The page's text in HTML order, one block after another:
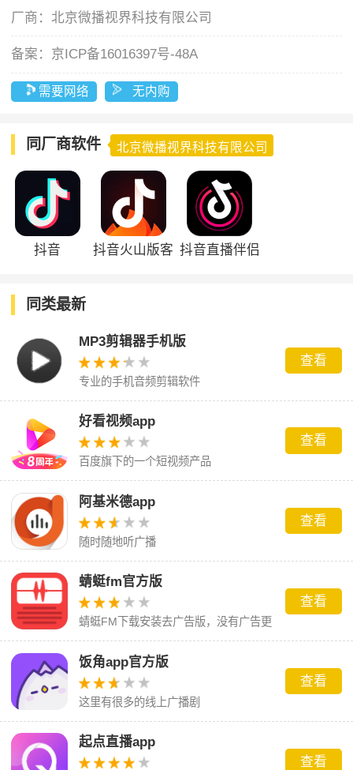
厂商：北京微播视界科技有限公司
备案： 京ICP备16016397号-48A
需要网络 无内购
同厂商软件 北京微播视界科技有限公司
抖音
抖音火山版客 抖音直播伴侣
同类最新
MP3剪辑器手机版
专业的手机音频剪辑软件
查看
好看视频app
百度旗下的一个短视频产品
查看
阿基米德app
随时随地听广播
查看
蜻蜓fm官方版
蜻蜓FM下载安装去广告版，没有广告更
舒畅。
查看
饭角app官方版
这里有很多的线上广播剧
查看
起点直播app
查看